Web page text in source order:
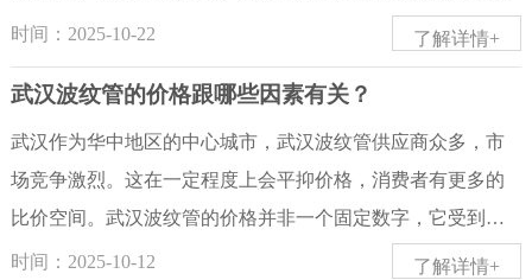
但低于SN4和SN8）场景：低压力、低承载要求场合，如道路
排水、农田灌溉、临时排水工程等。适用于对成本敏感且对
管道性能要求...
均匀，波纹形状规整、清晰、饱满，波峰与波谷过渡平滑。
内外壁光滑，无气泡、无裂纹、无明显的划痕或凹陷。低质
量：管壁厚薄不均，波纹形状不规则、有残缺、甚至出现“塌
陷”。内壁可能粗糙不平，容易积存污垢。3.打印标识：高质
量：管身上的商标、规格（如口径、环刚度SN8/SN12.5
等）、生产厂家、生产日期等信息清晰、完整、不易脱落。
低质量：标识模糊、残缺，或者用手一擦就掉。二、 摸质地
升、应力分散和环向支撑三大机制实现高承重：波纹结构使
管壁截面抗弯能力提升3-5倍，外力冲击时波纹像弹簧般伸缩
缓冲，避免局部应力集中，且每一圈波纹形成独立支撑环，
类似古代拱桥的力学原理。实验数据显示，直径2米的钢波纹
管在承重400吨后仅产生弹性变形，卸载后恢复原状，而同规
格普通钢管在承重200吨时已出现凹陷。高密度聚乙烯（HDP
E）钢带波纹管则通过“U”字形管壁结构和圆型外拉筋设计，
了解详情+
时间：2025-10-22
武汉波纹管的价格跟哪些因素有关？
武汉作为华中地区的中心城市，武汉波纹管供应商众多，市
场竞争激烈。这在一定程度上会平抑价格，消费者有更多的
比价空间。武汉波纹管的价格并非一个固定数字，它受到多
种因素的综合影响。下面武汉波纹管厂家根据材质、硬度、
了解详情+
时间：2025-10-12